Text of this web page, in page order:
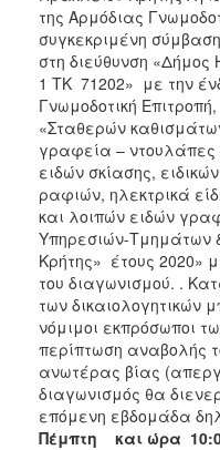
της Αρμόδιας
συγκεκριμένη
στη διεύθυνση «Δήμος
1 ΤΚ 71202» με την
Γνωμοδοτική
«Σταθερών
γραφεία – ντουλάπες
ειδών σκίασης,
ραφιών, ηλεκτρικά
και λοιπών ειδών
Υπηρεσιών-Τμημάτων
Κρήτης» έτους 2020»
του διαγωνισμού. .
των δικαιολογητικών
νόμιμοι εκπρόσωποι
περίπτωση αναβολής
ανωτέρας βίας
διαγωνισμός θα
επόμενη εβδομάδα
Πέμπτη και ώρα